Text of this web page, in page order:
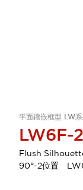
平面鑲嵌框型 LW
LW6F-
Flush
90°-2位置